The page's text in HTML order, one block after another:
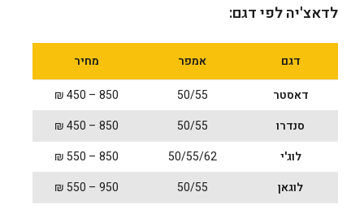
לדאצ'יה לפי דגם:
דגם אמפר
מחיר
דאסטר
50/55
850 – 450 ₪
סנדרו
50/55
850 – 450 ₪
לוג'י
50/55/62
850 – 550 ₪
לוגאן
50/55
950 – 550 ₪